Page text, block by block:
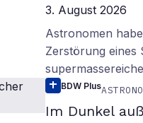
3. August 2026
Astronomen
Zerstörung eines
BDW Plus
Im Dunkel